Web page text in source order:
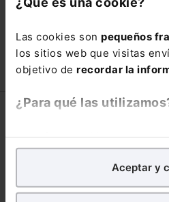
Las cookies son pequeños
los sitios web que visitas
objetivo de recordar la
¿Para qué las
analíticospara tratar de
nuestra página web.
para poder mostrarte
Aceptar y
Lefebvre
Librerías asociadas